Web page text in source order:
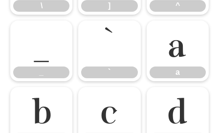
\ ] ^
`
`
a
a
b c d